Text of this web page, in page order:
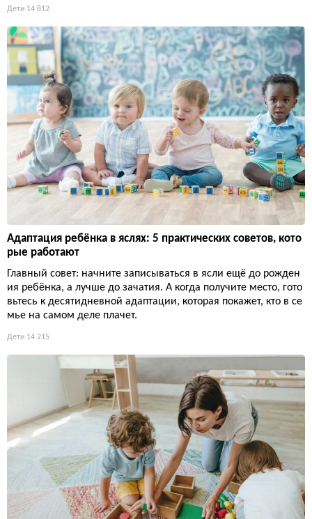
Дети 14 812
Адаптация ребёнка в яслях: 5 практических советов, кото
рые работают
Главный совет: начните записываться в ясли ещё до рожден
ия ребёнка, а лучше до зачатия. А когда получите место, гото
вьтесь к десятидневной адаптации, которая покажет, кто в се
мье на самом деле плачет.
Дети 14 215